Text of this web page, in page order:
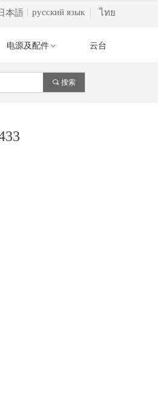
ꀁ
电源及配件 云台
русский язык
本語 ไทย
끠 搜索